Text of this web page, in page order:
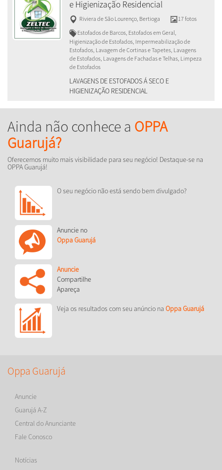
e Higienização Residencial
Riviera de São Lourenço, Bertioga
17 fotos
Estofados de Barcos, Estofados em Geral,
Higienização de Estofados, Impermeabilização de
Estofados, Lavagem de Cortinas e Tapetes, Lavagens
de Estofados, Lavagens de Fachadas e Telhas, Limpeza
de Estofados
LAVAGENS DE ESTOFADOS Á SECO E
HIGIENIZAÇÃO RESIDENCIAL
Ainda não conhece a OPPA
Guarujá?
Oferecemos muito mais visibilidade para seu negócio! Destaque-se na
OPPA Guarujá!
O seu negócio não está sendo bem divulgado?
Anuncie no
Oppa Guarujá
Anuncie
Compartilhe
Apareça
Veja os resultados com seu anúncio na Oppa Guarujá
Oppa Guarujá
Anuncie
Guarujá A-Z
Central do Anunciante
Fale Conosco
Notícias